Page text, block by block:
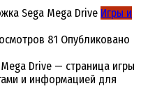
Игры и
81 Опубликовано
Drive — страница игры
и информацией для